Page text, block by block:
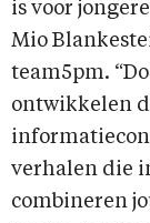
is voor
Mio
team5pm.
ontwikkelen
verhalen die
combineren